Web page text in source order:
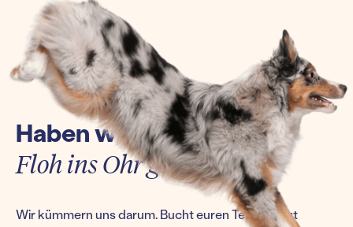
Haben wir euch einen
Floh ins Ohr gesetzt?
Wir kümmern uns darum. Bucht euren Termin jetzt